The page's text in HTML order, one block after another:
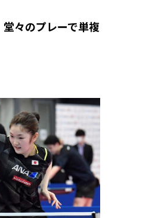
々のプレーで単複